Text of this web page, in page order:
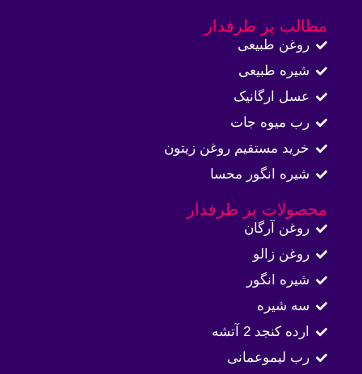
مطالب پر طرفدار
روغن طبیعی
شیره طبیعی
عسل ارگانیک
رب میوه جات
خرید مستقیم روغن زیتون
شیره انگور محسا
محصولات پر طرفدار
روغن آرگان
روغن زالو
شیره انگور
سه شیره
ارده کنجد 2 آتشه
رب لیموعمانی